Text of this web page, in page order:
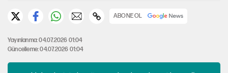
ABONE OL
Yayınlanma: 04.07.2026 01:04
Güncelleme: 04.07.2026 01:04